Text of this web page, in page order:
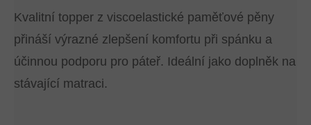
Kvalitní topper z viscoelastické paměťové pěny
přináší výrazné zlepšení komfortu při spánku a
účinnou podporu pro páteř. Ideální jako doplněk na
stávající matraci.